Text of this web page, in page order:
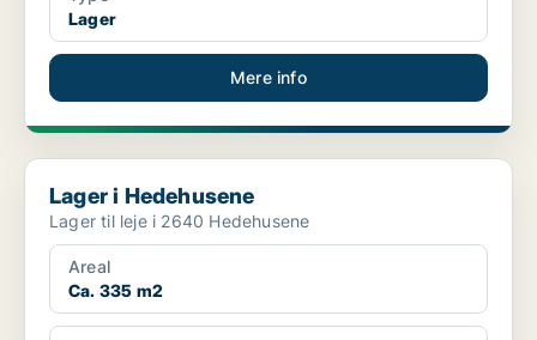
Lager
Mere info
Lager i Hedehusene
Lager i Hedehusene
Lager til leje i 2640 Hedehusene
Areal
Ca. 335 m2